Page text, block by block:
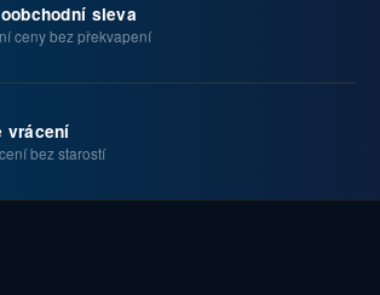
sleva
ceny bez překvapení
vrácení
bez starostí